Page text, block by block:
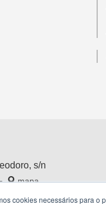
s/n
-
mapa
cookies necessários para o